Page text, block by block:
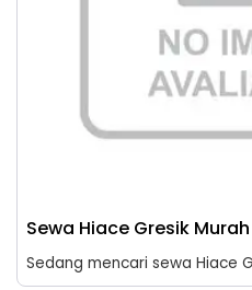
Sewa Hiace Gresik Murah
Sedang mencari sewa Hiace